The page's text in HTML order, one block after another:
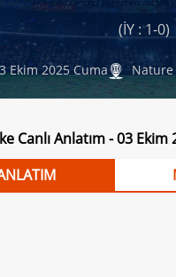
(İY : 1-0)
Ekim 2025 Cuma Nature
Canlı Anlatım - 03 Ekim